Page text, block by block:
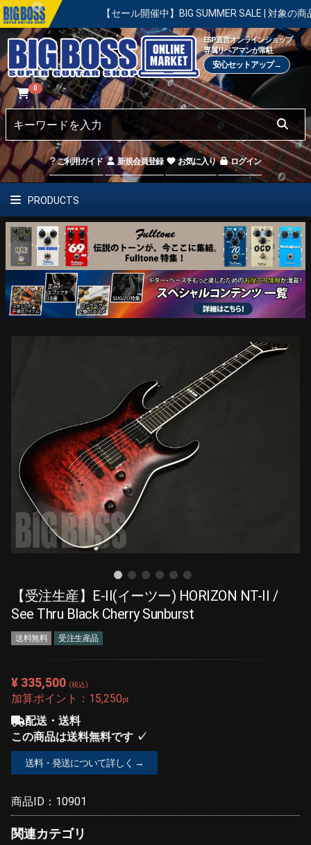
【セール開催中】BIG SUMMER SALE | 対象の商品が真夏
ESP直営オンラインショップ
専属リペアマンが常駐
安心セットアップ→
0
ご利用ガイド 新規会員登録 お気に入り ログイン
PRODUCTS
【受注生産】E-II(イーツー) HORIZON NT-II /
See Thru Black Cherry Sunburst
送料無料 受注生産品
¥ 335,500 (税込)
加算ポイント： 15,250pt
配送・送料
この商品は送料無料です ✓
送料・発送について詳しく →
商品ID： 10901
関連カテゴリ